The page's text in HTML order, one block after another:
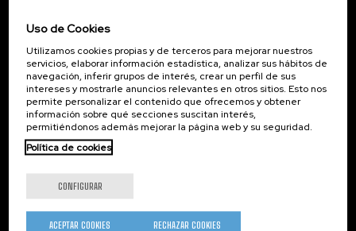
Corporate Compliance
Nanomagnetismo
Nanoóptica
Autoensamblado
Nanobiosistemas
Nanodispositivos
Microscopía Electrónica
Teoría
Nanomateriales
Microscopía de Detección Cuántica
Uso de Cookies
Utilizamos cookies propias y de terceros para mejorar nuestros
servicios, elaborar información estadística, analizar sus hábitos de
navegación, inferir grupos de interés, crear un perfil de sus
intereses y mostrarle anuncios relevantes en otros sitios. Esto nos
permite personalizar el contenido que ofrecemos y obtener
información sobre qué secciones suscitan interés,
permitiéndonos además mejorar la página web y su seguridad.
Política de cookies
CONFIGURAR
RECHAZAR COOKIES
ACEPTAR COOKIES